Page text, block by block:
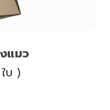
แมว
บ )